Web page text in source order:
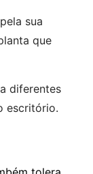
sua
que
diferentes
escritório.